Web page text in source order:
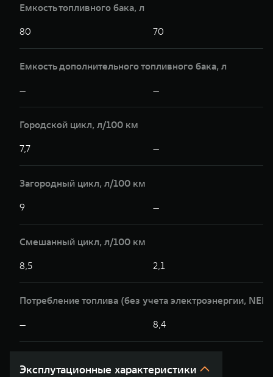
Емкость топливного бака, л
80 70
Емкость дополнительного топливного бака, л
— —
Городской цикл, л/100 км
7,7 —
Загородный цикл, л/100 км
9 —
Смешанный цикл, л/100 км
8,5 2,1
Потребление топлива (без учета электроэнергии,
— 8,4
Эксплутационные характеристики